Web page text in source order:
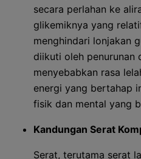
secara perlahan ke
glikemiknya yang
menghindari lonjakan
diikuti oleh penurunan
menyebabkan rasa
energi yang bertahap
fisik dan mental yang
Kandungan Serat
Serat, terutama serat